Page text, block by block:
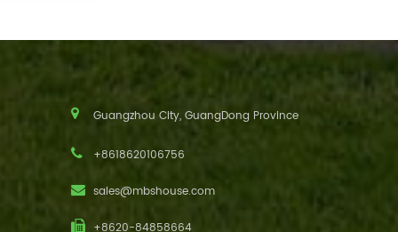
Guangzhou City, GuangDong Province
+8618620106756
sales@mbshouse.com
+8620-84858664